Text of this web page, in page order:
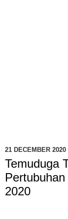
21 DECEMBER 2020
Temuduga
2020